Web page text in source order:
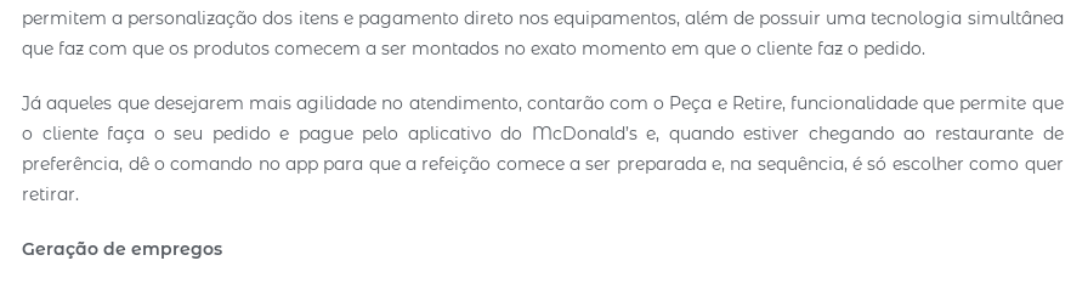
permitem a personalização dos itens e pagamento direto nos equipamentos, além de possuir uma tecnologia simultânea
que faz com que os produtos comecem a ser montados no exato momento em que o cliente faz o pedido.
Já aqueles que desejarem mais agilidade no atendimento, contarão com o Peça e Retire, funcionalidade que permite que
o cliente faça o seu pedido e pague pelo aplicativo do McDonald’s e, quando estiver chegando ao restaurante de
preferência, dê o comando no app para que a refeição comece a ser preparada e, na sequência, é só escolher como quer
retirar.
Geração de empregos